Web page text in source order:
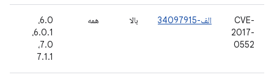
CVE-
2017-
0552
الف-34097915 بالا همه
6.0،
6.0.1،
7.0،
7.1.1